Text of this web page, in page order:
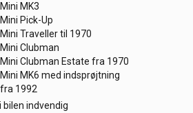
Mini MK3
Mini Pick-Up
Mini Traveller til 1970
Mini Clubman
Mini Clubman Estate fra 1970
Mini MK6 med indsprøjtning
fra 1992
bilen indvendig